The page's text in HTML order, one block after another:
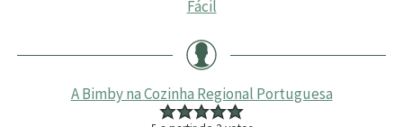
Fácil
A Bimby na Cozinha Regional Portuguesa